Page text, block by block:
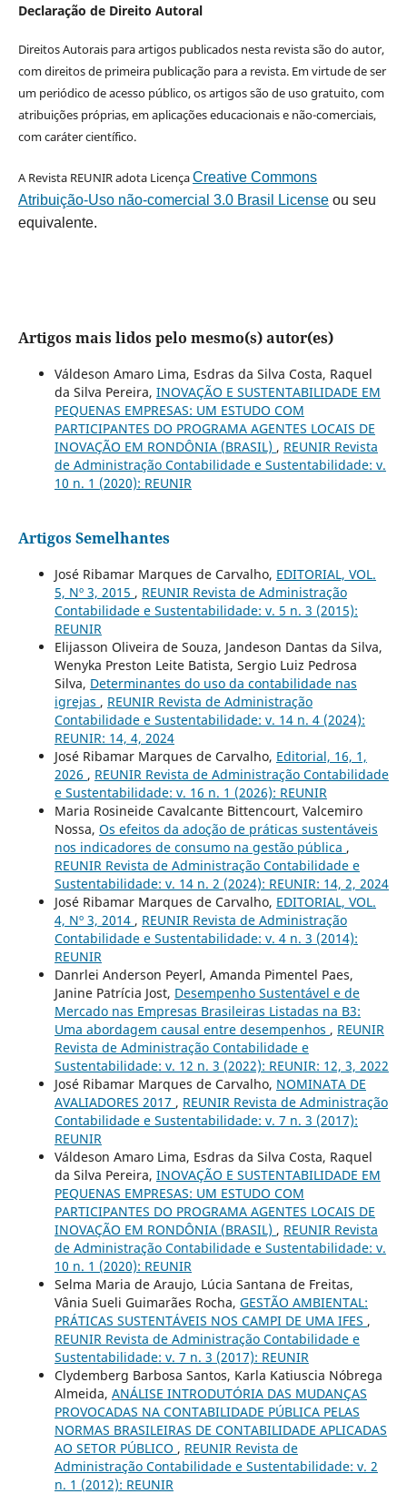
Declaração de Direito Autoral
Direitos Autorais para artigos publicados nesta revista são do autor,
com direitos de primeira publicação para a revista. Em virtude de ser
um periódico de acesso público, os artigos são de uso gratuito, com
atribuições próprias, em aplicações educacionais e não-comerciais,
com caráter científico.
A Revista REUNIR adota LicençaCreative Commons
Atribuição-Uso não-comercial 3.0 Brasil Licenseou seu
equivalente.
Artigos mais lidos pelo mesmo(s) autor(es)
Váldeson Amaro Lima, Esdras da Silva Costa, Raquel
da Silva Pereira, INOVAÇÃO E SUSTENTABILIDADE EM
PEQUENAS EMPRESAS: UM ESTUDO COM
PARTICIPANTES DO PROGRAMA AGENTES LOCAIS DE
INOVAÇÃO EM RONDÔNIA (BRASIL) , REUNIR Revista
de Administração Contabilidade e Sustentabilidade: v.
10 n. 1 (2020): REUNIR
Artigos Semelhantes
José Ribamar Marques de Carvalho, EDITORIAL, VOL.
5, Nº 3, 2015 , REUNIR Revista de Administração
Contabilidade e Sustentabilidade: v. 5 n. 3 (2015):
REUNIR
Elijasson Oliveira de Souza, Jandeson Dantas da Silva,
Wenyka Preston Leite Batista, Sergio Luiz Pedrosa
Silva, Determinantes do uso da contabilidade nas
igrejas , REUNIR Revista de Administração
Contabilidade e Sustentabilidade: v. 14 n. 4 (2024):
REUNIR: 14, 4, 2024
José Ribamar Marques de Carvalho, Editorial, 16, 1,
2026 , REUNIR Revista de Administração Contabilidade
e Sustentabilidade: v. 16 n. 1 (2026): REUNIR
Maria Rosineide Cavalcante Bittencourt, Valcemiro
Nossa, Os efeitos da adoção de práticas sustentáveis
nos indicadores de consumo na gestão pública ,
REUNIR Revista de Administração Contabilidade e
Sustentabilidade: v. 14 n. 2 (2024): REUNIR: 14, 2, 2024
José Ribamar Marques de Carvalho, EDITORIAL, VOL.
4, Nº 3, 2014 , REUNIR Revista de Administração
Contabilidade e Sustentabilidade: v. 4 n. 3 (2014):
REUNIR
Danrlei Anderson Peyerl, Amanda Pimentel Paes,
Janine Patrícia Jost, Desempenho Sustentável e de
Mercado nas Empresas Brasileiras Listadas na B3:
Uma abordagem causal entre desempenhos , REUNIR
Revista de Administração Contabilidade e
Sustentabilidade: v. 12 n. 3 (2022): REUNIR: 12, 3, 2022
José Ribamar Marques de Carvalho, NOMINATA DE
AVALIADORES 2017 , REUNIR Revista de Administração
Contabilidade e Sustentabilidade: v. 7 n. 3 (2017):
REUNIR
Váldeson Amaro Lima, Esdras da Silva Costa, Raquel
da Silva Pereira, INOVAÇÃO E SUSTENTABILIDADE EM
PEQUENAS EMPRESAS: UM ESTUDO COM
PARTICIPANTES DO PROGRAMA AGENTES LOCAIS DE
INOVAÇÃO EM RONDÔNIA (BRASIL) , REUNIR Revista
de Administração Contabilidade e Sustentabilidade: v.
10 n. 1 (2020): REUNIR
Selma Maria de Araujo, Lúcia Santana de Freitas,
Vânia Sueli Guimarães Rocha, GESTÃO AMBIENTAL:
PRÁTICAS SUSTENTÁVEIS NOS CAMPI DE UMA IFES ,
REUNIR Revista de Administração Contabilidade e
Sustentabilidade: v. 7 n. 3 (2017): REUNIR
Clydemberg Barbosa Santos, Karla Katiuscia Nóbrega
Almeida, ANÁLISE INTRODUTÓRIA DAS MUDANÇAS
PROVOCADAS NA CONTABILIDADE PÚBLICA PELAS
NORMAS BRASILEIRAS DE CONTABILIDADE APLICADAS
AO SETOR PÚBLICO , REUNIR Revista de
Administração Contabilidade e Sustentabilidade: v. 2
n. 1 (2012): REUNIR